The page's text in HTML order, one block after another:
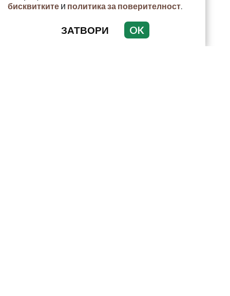
бисквитките и политика за поверителност.
ЗАТВОРИ OK